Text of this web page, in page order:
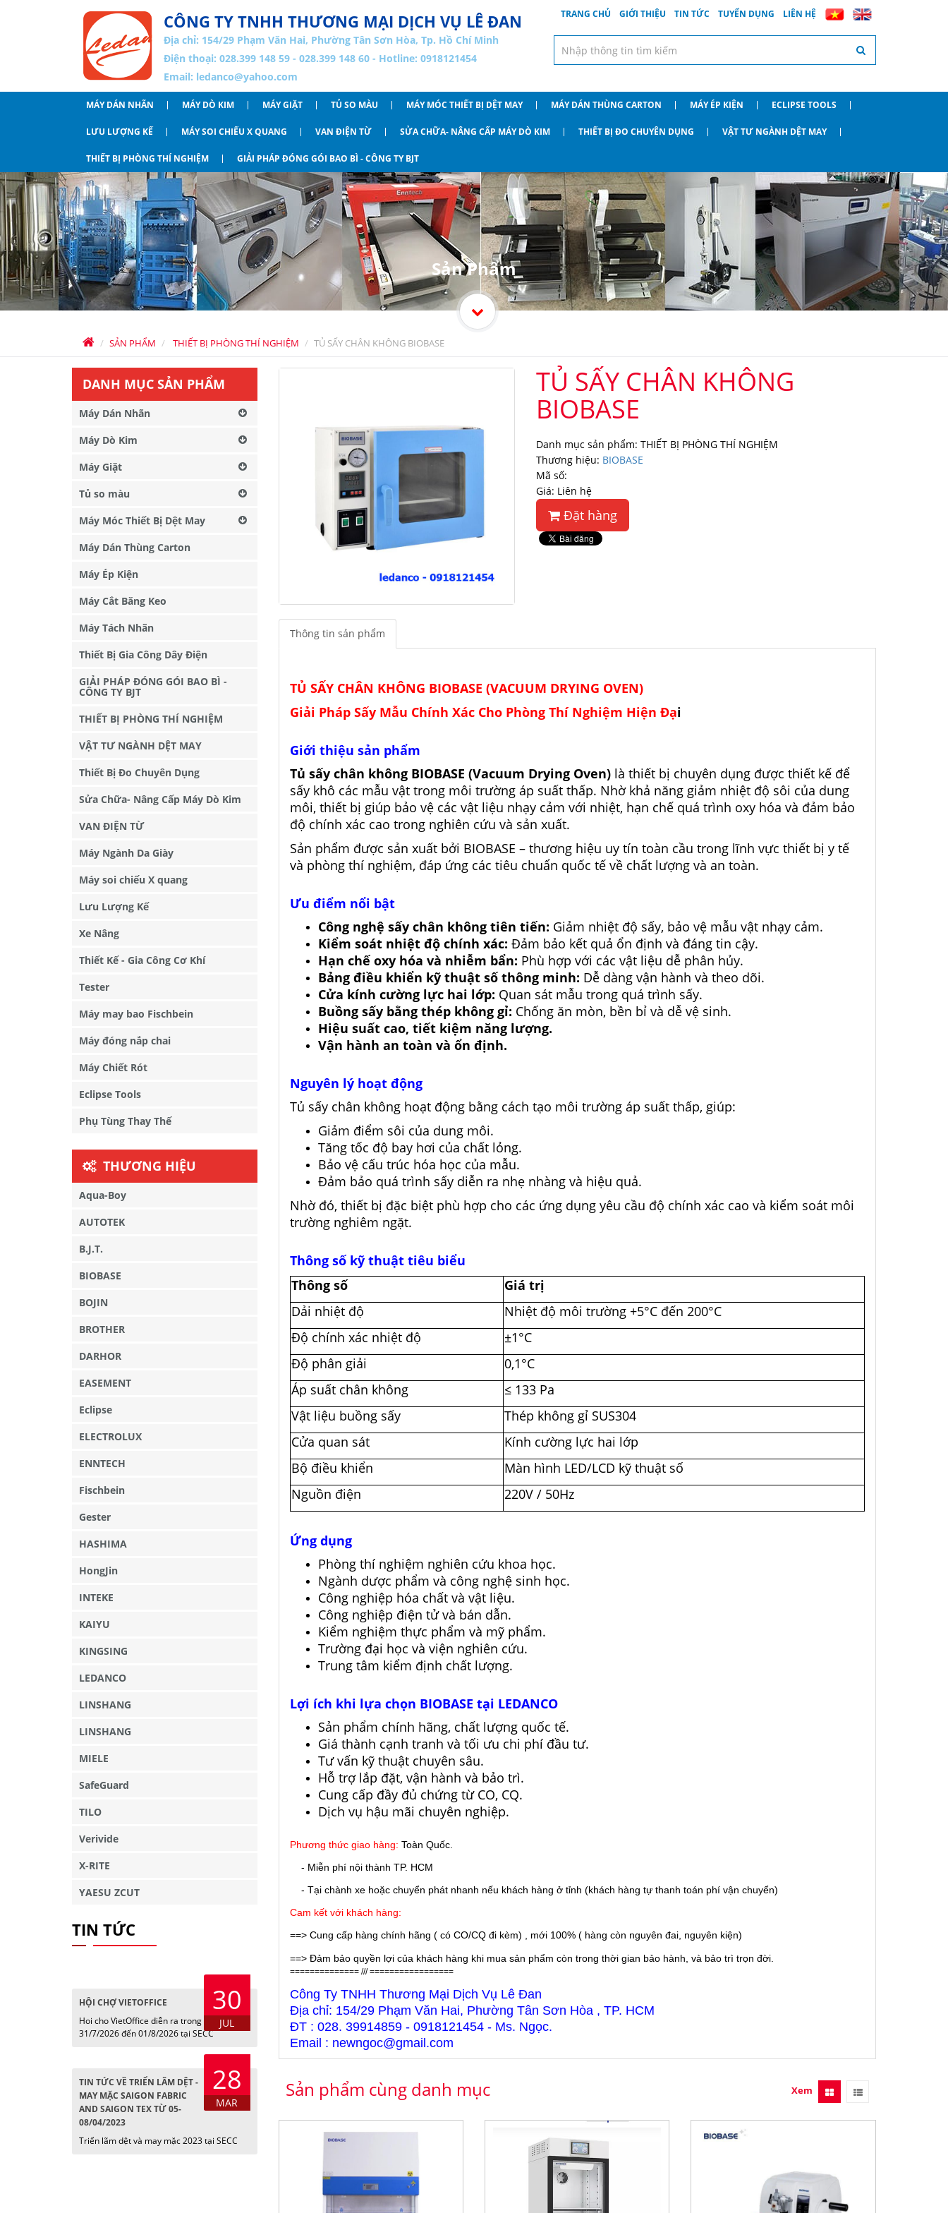
CÔNG TY TNHH THƯƠNG MẠI DỊCH VỤ LÊ ĐAN
Địa chỉ: 154/29 Phạm Văn Hai, Phường Tân Sơn Hòa, Tp. Hồ Chí Minh
Điện thoại: 028.399 148 59 - 028.399 148 60 - Hotline: 0918121454
Email: ledanco@yahoo.com
TRANG CHỦ GIỚI THIỆU TIN TỨC TUYỂN DỤNG LIÊN HỆ
MÁY DÁN NHÃN MÁY DÒ KIM MÁY GIẶT TỦ SO MÀU MÁY MÓC THIẾT BỊ DỆT MAY MÁY DÁN THÙNG CARTON MÁY ÉP KIỆN ECLIPSE TOOLS
LƯU LƯỢNG KẾ MÁY SOI CHIẾU X QUANG VAN ĐIỆN TỪ SỬA CHỮA- NÂNG CẤP MÁY DÒ KIM THIẾT BỊ ĐO CHUYÊN DỤNG VẬT TƯ NGÀNH DỆT MAY
THIẾT BỊ PHÒNG THÍ NGHIỆM GIẢI PHÁP ĐÓNG GÓI BAO BÌ - CÔNG TY BJT
SẢN PHẨM THIẾT BỊ PHÒNG THÍ NGHIỆM TỦ SẤY CHÂN KHÔNG BIOBASE
Sản Phẩm
TỦ SẤY CHÂN KHÔNG
BIOBASE
Danh mục sản phẩm: THIẾT BỊ PHÒNG THÍ NGHIỆM
Thương hiệu: BIOBASE
Mã số:
Giá: Liên hệ
Đặt hàng
Thông tin sản phẩm
TỦ SẤY CHÂN KHÔNG BIOBASE (VACUUM DRYING OVEN)
Giải Pháp Sấy Mẫu Chính Xác Cho Phòng Thí Nghiệm Hiện Đại
Giới thiệu sản phẩm
Tủ sấy chân không BIOBASE (Vacuum Drying Oven)là thiết bị chuyên dụng được thiết kế để
sấy khô các mẫu vật trong môi trường áp suất thấp. Nhờ khả năng giảm nhiệt độ sôi của dung
môi, thiết bị giúp bảo vệ các vật liệu nhạy cảm với nhiệt, hạn chế quá trình oxy hóa và đảm bảo
độ chính xác cao trong nghiên cứu và sản xuất.
Sản phẩm được sản xuất bởi BIOBASE – thương hiệu uy tín toàn cầu trong lĩnh vực thiết bị y tế
và phòng thí nghiệm, đáp ứng các tiêu chuẩn quốc tế về chất lượng và an toàn.
Ưu điểm nổi bật
Công nghệ sấy chân không tiên tiến: Giảm nhiệt độ sấy, bảo vệ mẫu vật nhạy cảm.
Kiểm soát nhiệt độ chính xác: Đảm bảo kết quả ổn định và đáng tin cậy.
Hạn chế oxy hóa và nhiễm bẩn: Phù hợp với các vật liệu dễ phân hủy.
Bảng điều khiển kỹ thuật số thông minh: Dễ dàng vận hành và theo dõi.
Cửa kính cường lực hai lớp: Quan sát mẫu trong quá trình sấy.
Buồng sấy bằng thép không gỉ: Chống ăn mòn, bền bỉ và dễ vệ sinh.
Hiệu suất cao, tiết kiệm năng lượng.
Vận hành an toàn và ổn định.
Nguyên lý hoạt động
Tủ sấy chân không hoạt động bằng cách tạo môi trường áp suất thấp, giúp:
Giảm điểm sôi của dung môi.
Tăng tốc độ bay hơi của chất lỏng.
Bảo vệ cấu trúc hóa học của mẫu.
Đảm bảo quá trình sấy diễn ra nhẹ nhàng và hiệu quả.
Nhờ đó, thiết bị đặc biệt phù hợp cho các ứng dụng yêu cầu độ chính xác cao và kiểm soát môi
trường nghiêm ngặt.
Thông số kỹ thuật tiêu biểu
Thông số
Giá trị
Dải nhiệt độ
Nhiệt độ môi trường +5°C đến 200°C
Độ chính xác nhiệt độ
±1°C
Độ phân giải
0,1°C
Áp suất chân không
≤ 133 Pa
Vật liệu buồng sấy
Thép không gỉ SUS304
Cửa quan sát
Kính cường lực hai lớp
Bộ điều khiển
Màn hình LED/LCD kỹ thuật số
Nguồn điện
220V / 50Hz
Ứng dụng
Phòng thí nghiệm nghiên cứu khoa học.
Ngành dược phẩm và công nghệ sinh học.
Công nghiệp hóa chất và vật liệu.
Công nghiệp điện tử và bán dẫn.
Kiểm nghiệm thực phẩm và mỹ phẩm.
Trường đại học và viện nghiên cứu.
Trung tâm kiểm định chất lượng.
Lợi ích khi lựa chọn BIOBASE tại LEDANCO
Sản phẩm chính hãng, chất lượng quốc tế.
Giá thành cạnh tranh và tối ưu chi phí đầu tư.
Tư vấn kỹ thuật chuyên sâu.
Hỗ trợ lắp đặt, vận hành và bảo trì.
Cung cấp đầy đủ chứng từ CO, CQ.
Dịch vụ hậu mãi chuyên nghiệp.
Phương thức giao hàng: Toàn Quốc.
- Miễn phí nội thành TP. HCM
- Tại chành xe hoặc chuyển phát nhanh nếu khách hàng ở tỉnh (khách hàng tự thanh toán phí vận chuyển)
Cam kết với khách hàng:
==> Cung cấp hàng chính hãng ( có CO/CQ đi kèm) , mới 100% ( hàng còn nguyên đai, nguyên kiện)
==> Đảm bảo quyền lợi của khách hàng khi mua sản phẩm còn trong thời gian bảo hành, và bảo trì trọn đời.
============== /// =================
Công Ty TNHH Thương Mại Dịch Vụ Lê Đan
Địa chỉ: 154/29 Phạm Văn Hai, Phường Tân Sơn Hòa , TP. HCM
ĐT : 028. 39914859 - 0918121454 - Ms. Ngọc.
Email : newngoc@gmail.com
Sản phẩm cùng danh mục Xem
DANH MỤC SẢN PHẨM
Máy Dán Nhãn
Máy Dò Kim
Máy Giặt
Tủ so màu
Máy Móc Thiết Bị Dệt May
Máy Dán Thùng Carton
Máy Ép Kiện
Máy Cắt Băng Keo
Máy Tách Nhãn
Thiết Bị Gia Công Dây Điện
GIẢI PHÁP ĐÓNG GÓI BAO BÌ -
CÔNG TY BJT
THIẾT BỊ PHÒNG THÍ NGHIỆM
VẬT TƯ NGÀNH DỆT MAY
Thiết Bị Đo Chuyên Dụng
Sửa Chữa- Nâng Cấp Máy Dò Kim
VAN ĐIỆN TỪ
Máy Ngành Da Giày
Máy soi chiếu X quang
Lưu Lượng Kế
Xe Nâng
Thiết Kế - Gia Công Cơ Khí
Tester
Máy may bao Fischbein
Máy đóng nắp chai
Máy Chiết Rót
Eclipse Tools
Phụ Tùng Thay Thế
THƯƠNG HIỆU
Aqua-Boy
AUTOTEK
B.J.T.
BIOBASE
BOJIN
BROTHER
DARHOR
EASEMENT
Eclipse
ELECTROLUX
ENNTECH
Fischbein
Gester
HASHIMA
HongJin
INTEKE
KAIYU
KINGSING
LEDANCO
LINSHANG
LINSHANG
MIELE
SafeGuard
TILO
Verivide
X-RITE
YAESU ZCUT
TIN TỨC
30
JUL
HỘI CHỢ VIETOFFICE
Hoi cho VietOffice diễn ra trong các ngày
31/7/2026 đến 01/8/2026 tại SECC
28
MAR
TIN TỨC VỀ TRIỂN LÃM DỆT -
MAY MẶC SAIGON FABRIC
AND SAIGON TEX TỪ 05-
08/04/2023
Triển lãm dệt và may mặc 2023 tại SECC